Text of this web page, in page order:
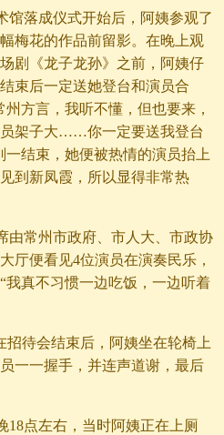
落成仪式开始后，阿姨参观了
梅花的作品前留影。在晚上观
剧《龙子龙孙》之前，阿姨仔
束后一定送她登台和演员合
方言，我听不懂，但也要来，
架子大……你一定要送我登台
一结束，她便被热情的演员抬上
到新凤霞，所以显得非常热
常州市政府、市人大、市政协
厅便看见4位演员在演奏民乐，
我真不习惯一边吃饭，一边听着
待会结束后，阿姨坐在轮椅上
一一握手，并连声道谢，最后
点左右，当时阿姨正在上厕